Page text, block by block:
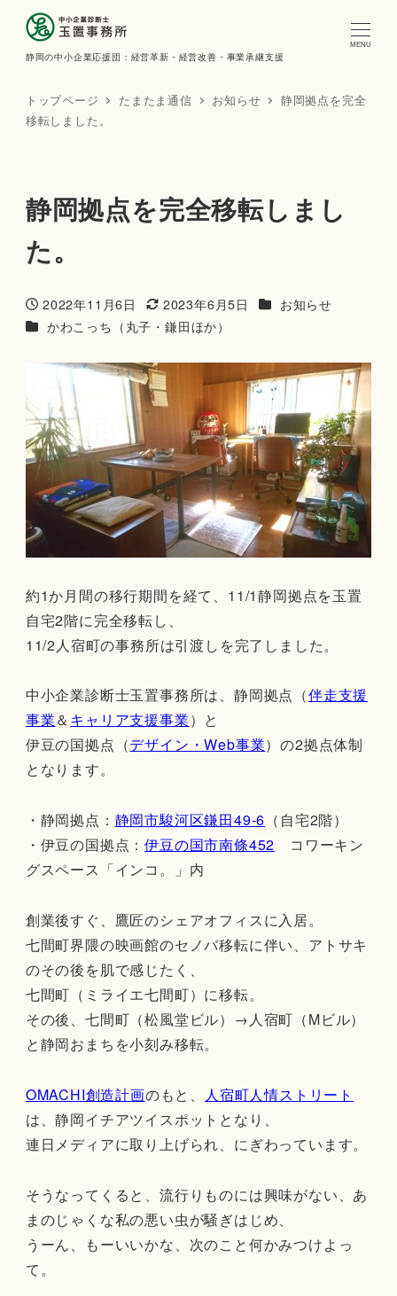
静岡の中小企業応援団：経営革新・経営改善・事業承継支援
MENU
トップページ たまたま通信 お知らせ
静岡拠点を完全
移転しました。
静岡拠点を完全移転しまし
た。
投稿日
2022年11月6日
更新日
2023年6月5日 カテゴリー
お知らせ
カテゴリー
かわこっち（丸子・鎌田ほか）
約1か月間の移行期間を経て、11/1静岡拠点を玉置
自宅2階に完全移転し、
11/2人宿町の事務所は引渡しを完了しました。
中小企業診断士玉置事務所は、静岡拠点（伴走支援
事業＆ キャリア支援事業）と
伊豆の国拠点（デザイン・Web事業）の2拠点体制
となります。
・静岡拠点： 静岡市駿河区鎌田49-6 （自宅2階）
・伊豆の国拠点：伊豆の国市南條452 コワーキン
グスペース「インコ。」内
創業後すぐ、鷹匠のシェアオフィスに入居。
七間町界隈の映画館のセノバ移転に伴い、アトサキ
のその後を肌で感じたく、
七間町（ミライエ七間町）に移転。
その後、七間町（松風堂ビル）→人宿町（Mビル）
と静岡おまちを小刻み移転。
OMACHI創造計画のもと、 人宿町人情ストリート
は、静岡イチアツイスポットとなり、
連日メディアに取り上げられ、にぎわっています。
そうなってくると、流行りものには興味がない、あ
まのじゃくな私の悪い虫が騒ぎはじめ、
うーん、もーいいかな、次のこと何かみつけよっ
て。